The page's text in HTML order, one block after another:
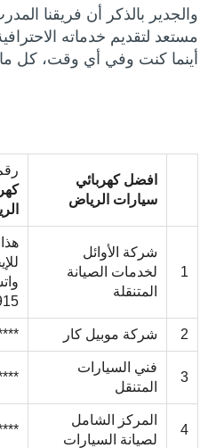
والجدير بالذكر أن فريقنا
مستعد لتقديم خدماته
أينما كنت وفي أي وقت، كل ما
افضل كهربائي
سيارات الرياض
1
شركة الأوائل
لخدمات الصيانة
المتنقلة
2 شركة موبيل كار
3
فني السيارات
المتنقل
4
المركز الشامل
لصيانة السيارات